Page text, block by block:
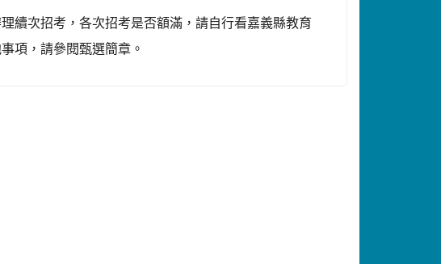
續次招考，各次招考是否額滿，請自行看嘉義縣教育
項，請參閱甄選簡章。